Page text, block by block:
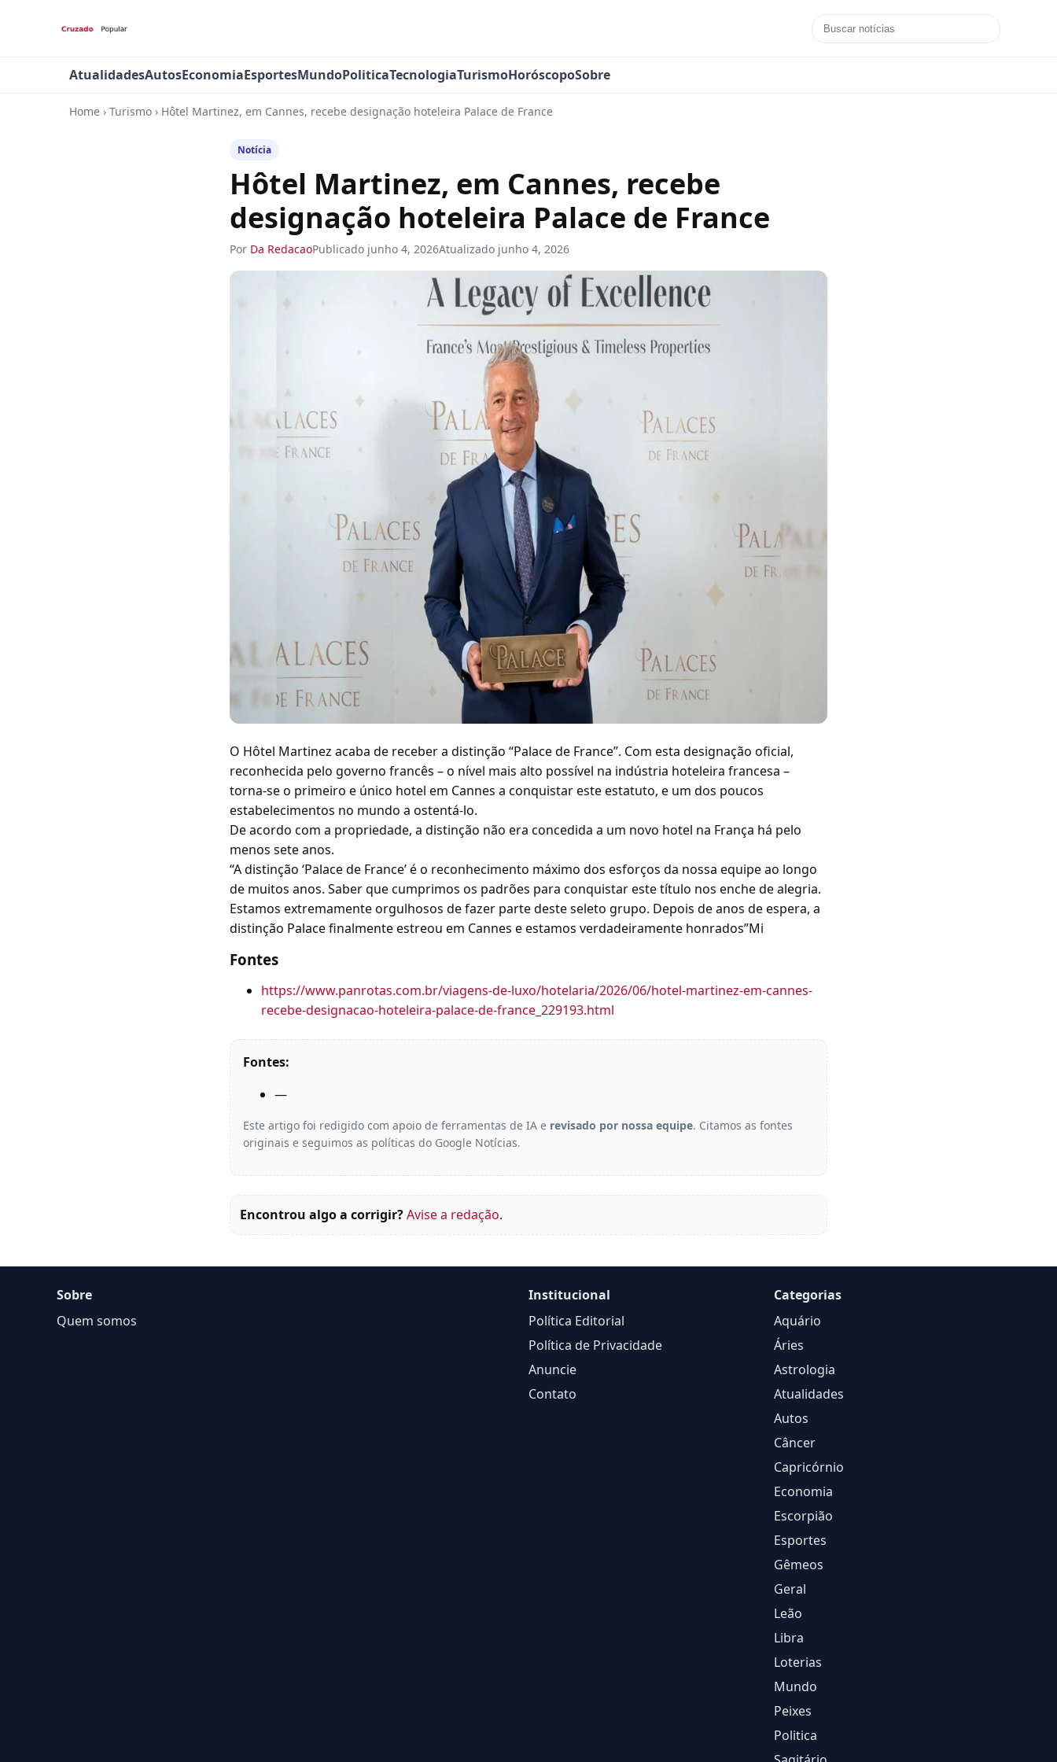
AtualidadesAutosEconomiaEsportesMundoPoliticaTecnologiaTurismoHoróscopoSobre
Home › Turismo › Hôtel Martinez, em Cannes, recebe designação hoteleira Palace de France
Notícia
Hôtel Martinez, em Cannes, recebe
designação hoteleira Palace de France
Por Da RedacaoPublicado junho 4, 2026Atualizado junho 4, 2026
O Hôtel Martinez acaba de receber a distinção “Palace de France”. Com esta designação oficial,
reconhecida pelo governo francês – o nível mais alto possível na indústria hoteleira francesa –
torna-se o primeiro e único hotel em Cannes a conquistar este estatuto, e um dos poucos
estabelecimentos no mundo a ostentá-lo.
De acordo com a propriedade, a distinção não era concedida a um novo hotel na França há pelo
menos sete anos.
“A distinção ‘Palace de France’ é o reconhecimento máximo dos esforços da nossa equipe ao longo
de muitos anos. Saber que cumprimos os padrões para conquistar este título nos enche de alegria.
Estamos extremamente orgulhosos de fazer parte deste seleto grupo. Depois de anos de espera, a
distinção Palace finalmente estreou em Cannes e estamos verdadeiramente honrados”Mi
Fontes
https://www.panrotas.com.br/viagens-de-luxo/hotelaria/2026/06/hotel-martinez-em-cannes-
recebe-designacao-hoteleira-palace-de-france_229193.html
Fontes:
—
Este artigo foi redigido com apoio de ferramentas de IA e revisado por nossa equipe. Citamos as fontes
originais e seguimos as políticas do Google Notícias.
Encontrou algo a corrigir?Avise a redação.
Sobre
Quem somos
Institucional
Política Editorial
Política de Privacidade
Anuncie
Contato
Categorias
Aquário
Áries
Astrologia
Atualidades
Autos
Câncer
Capricórnio
Economia
Escorpião
Esportes
Gêmeos
Geral
Leão
Libra
Loterias
Mundo
Peixes
Politica